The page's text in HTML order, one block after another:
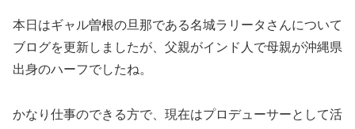
本日はギャル曽根の旦那である名城ラリータさんについて
ブログを更新しましたが、父親がインド人で母親が沖縄県
出身のハーフでしたね。
かなり仕事のできる方で、現在はプロデューサーとして活